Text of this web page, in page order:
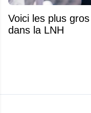
Voici les plus
dans la LNH